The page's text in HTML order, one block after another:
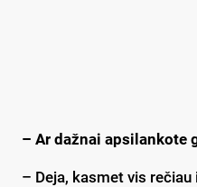
– Ar dažnai apsilankote
– Deja, kasmet vis